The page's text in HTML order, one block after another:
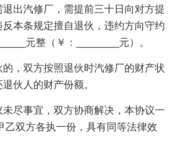
退出汽修厂，需提前三十日向对方提
本条规定擅自退伙，违约方向守约
元整（￥：________元）。
，双方按照退伙时汽修厂的财产状
伙人的财产份额。
尽事宜，双方协商解决，本协议一
乙双方各执一份，具有同等法律效